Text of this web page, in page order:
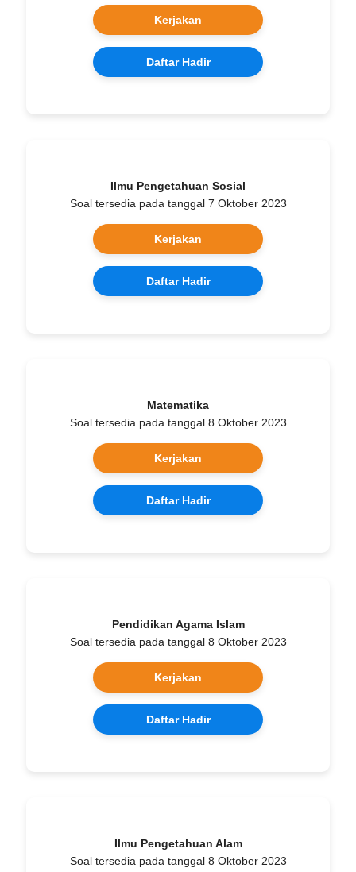
Kerjakan
Daftar Hadir
Ilmu Pengetahuan Sosial
Soal tersedia pada tanggal 7 Oktober 2023
Kerjakan
Daftar Hadir
Matematika
Soal tersedia pada tanggal 8 Oktober 2023
Kerjakan
Daftar Hadir
Pendidikan Agama Islam
Soal tersedia pada tanggal 8 Oktober 2023
Kerjakan
Daftar Hadir
Ilmu Pengetahuan Alam
Soal tersedia pada tanggal 8 Oktober 2023